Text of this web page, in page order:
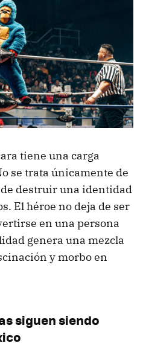
tiene una carga
se trata únicamente de
destruir una identidad
El héroe no deja de ser
en una persona
genera una mezcla
y morbo en
siguen siendo